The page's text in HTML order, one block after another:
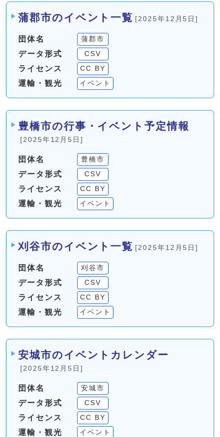
蒲郡市のイベント一覧 [2025年12月5日]
団体名 蒲郡市
データ形式 CSV
ライセンス CC BY
運輸・観光 イベント
豊橋市の行事・イベント予定情報
[2025年12月5日]
団体名 豊橋市
データ形式 CSV
ライセンス CC BY
運輸・観光 イベント
刈谷市のイベント一覧 [2025年12月5日]
団体名 刈谷市
データ形式 CSV
ライセンス CC BY
運輸・観光 イベント
安城市のイベントカレンダー
[2025年12月5日]
団体名 安城市
データ形式 CSV
ライセンス CC BY
運輸・観光 イベント